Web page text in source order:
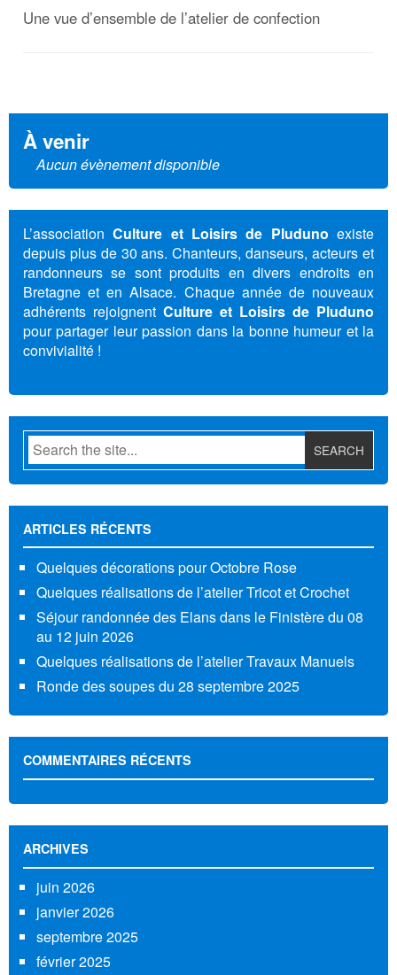
Une vue d’ensemble de l’atelier de confection
À venir
Aucun évènement disponible
L’associationCulture et Loisirs de Pluduno existe
depuis plus de 30 ans. Chanteurs, danseurs, acteurs et
randonneurs se sont produits en divers endroits en
Bretagne et en Alsace. Chaque année de nouveaux
adhérents rejoignent Culture et Loisirs de Pluduno
pour partager leur passion dans la bonne humeur et la
convivialité !
ARTICLES RÉCENTS
Quelques décorations pour Octobre Rose
Quelques réalisations de l’atelier Tricot et Crochet
Séjour randonnée des Elans dans le Finistère du 08
au 12 juin 2026
Quelques réalisations de l’atelier Travaux Manuels
Ronde des soupes du 28 septembre 2025
COMMENTAIRES RÉCENTS
ARCHIVES
juin 2026
janvier 2026
septembre 2025
février 2025